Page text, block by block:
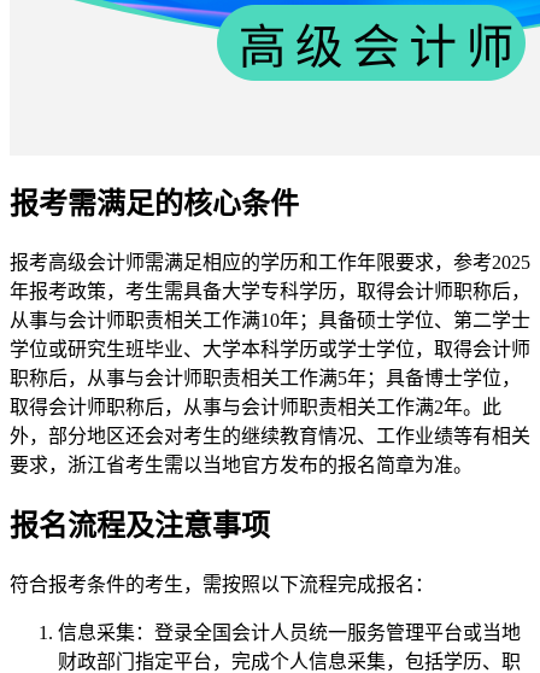
报考需满足的核心条件
报考高级会计师需满足相应的学历和工作年限要求，参考2025
年报考政策，考生需具备大学专科学历，取得会计师职称后，
从事与会计师职责相关工作满10年；具备硕士学位、第二学士
学位或研究生班毕业、大学本科学历或学士学位，取得会计师
职称后，从事与会计师职责相关工作满5年；具备博士学位，
取得会计师职称后，从事与会计师职责相关工作满2年。此
外，部分地区还会对考生的继续教育情况、工作业绩等有相关
要求，浙江省考生需以当地官方发布的报名简章为准。
报名流程及注意事项
符合报考条件的考生，需按照以下流程完成报名：
信息采集：登录全国会计人员统一服务管理平台或当地
财政部门指定平台，完成个人信息采集，包括学历、职